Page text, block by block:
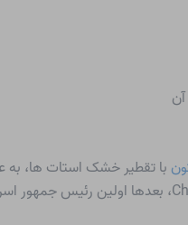
با تقطیر خشک استات ها، به